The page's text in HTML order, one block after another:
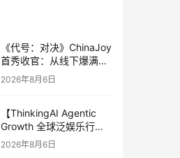
《代号：对决》ChinaJoy
首秀收官：从线下爆满看
见玩家的真实期待
2026年8月6日
【ThinkingAI Agentic
Growth 全球泛娱乐行业
峰会】Agent 时代，人到
2026年8月6日